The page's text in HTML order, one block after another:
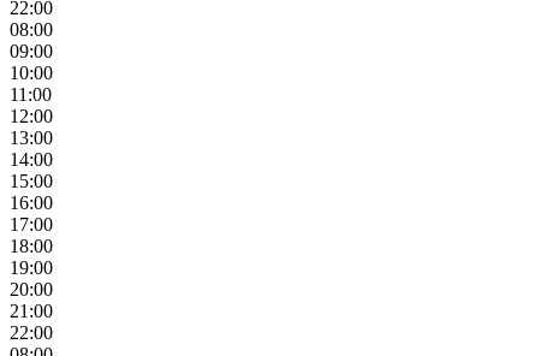
22:00
08:00
09:00
10:00
11:00
12:00
13:00
14:00
15:00
16:00
17:00
18:00
19:00
20:00
21:00
22:00